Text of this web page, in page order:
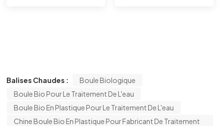
Balises Chaudes :
Boule Biologique
Boule Bio Pour Le Traitement De L'eau
Boule Bio En Plastique Pour Le Traitement De L'eau
Chine Boule Bio En Plastique Pour Fabricant De Traitement